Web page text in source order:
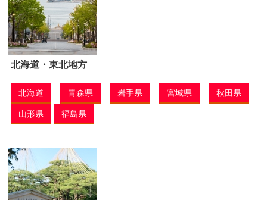
北海道・東北地方
北海道 青森県 岩手県 宮城県
秋田県
山形県
福島県